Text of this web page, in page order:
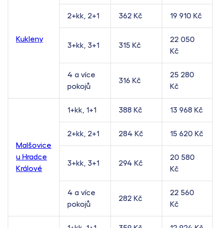
Kukleny
2+kk, 2+1 362 Kč 19 910 Kč
3+kk, 3+1 315 Kč
22 050
Kč
4 a více
pokojů
316 Kč
25 280
Kč
Malšovice
u Hradce
Králové
1+kk, 1+1 388 Kč 13 968 Kč
2+kk, 2+1 284 Kč 15 620 Kč
3+kk, 3+1 294 Kč
20 580
Kč
4 a více
pokojů
282 Kč
22 560
Kč